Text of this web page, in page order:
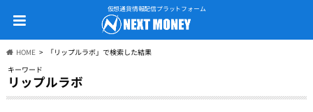
仮想通貨情報配信プラットフォーム
HOME
「リップルラボ」で検索した結果
キーワード
リップルラボ